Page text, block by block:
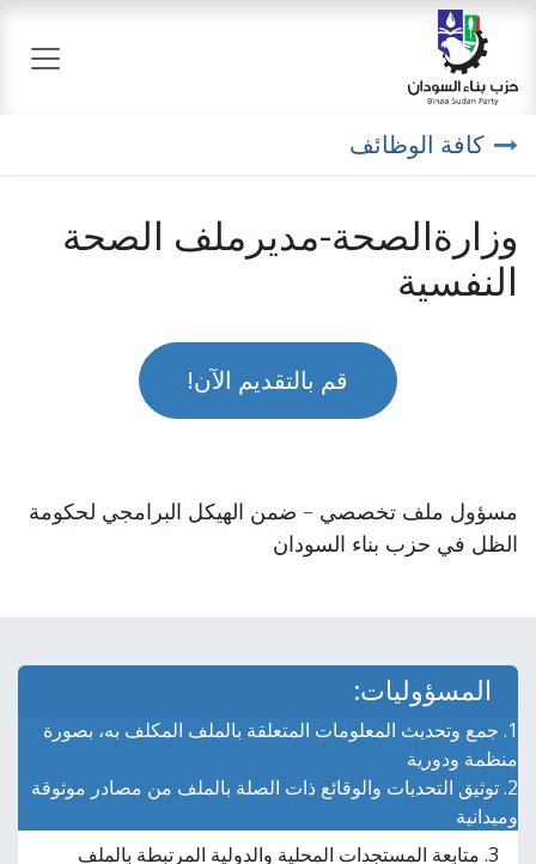
تخطي للذهاب إلى المحتوى
كافة الوظائف
وزارةالصحة-مديرملف الصحة
النفسية
قم بالتقديم الآن!
مسؤول ملف تخصصي – ضمن الهيكل البرامجي لحكومة
الظل في حزب بناء السودان
المسؤوليات:
1. جمع وتحديث المعلومات المتعلقة بالملف المكلف به، بصورة
منظمة ودورية
2. توثيق التحديات والوقائع ذات الصلة بالملف من مصادر موثوقة
وميدانية
3. متابعة المستجدات المحلية والدولية المرتبطة بالملف